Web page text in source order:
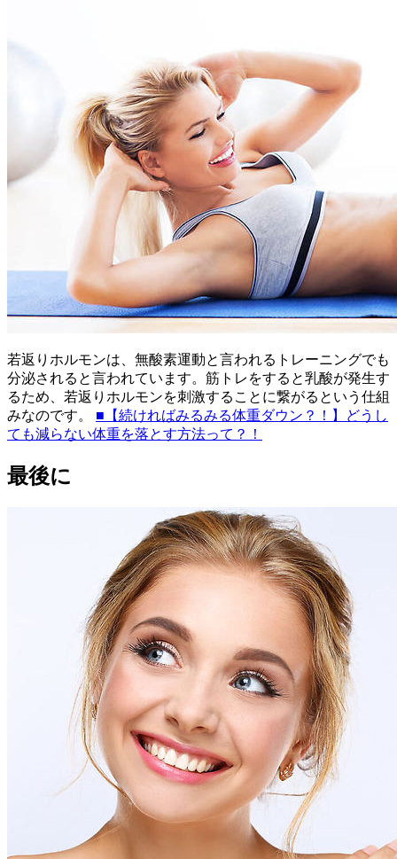
若返りホルモンは、無酸素運動と言われるトレーニングでも
分泌されると言われています。筋トレをすると乳酸が発生す
るため、若返りホルモンを刺激することに繋がるという仕組
みなのです。 ■【続ければみるみる体重ダウン？！】どうし
ても減らない体重を落とす方法って？！
最後に